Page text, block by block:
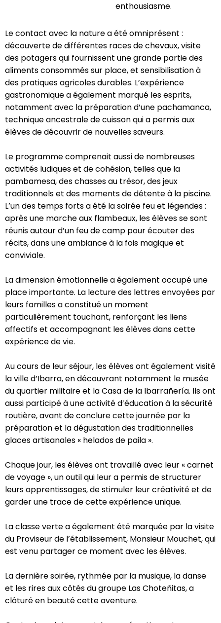
enthousiasme.
Le contact avec la nature a été omniprésent :
découverte de différentes races de chevaux, visite
des potagers qui fournissent une grande partie des
aliments consommés sur place, et sensibilisation à
des pratiques agricoles durables. L’expérience
gastronomique a également marqué les esprits,
notamment avec la préparation d’une pachamanca,
technique ancestrale de cuisson qui a permis aux
élèves de découvrir de nouvelles saveurs.
Le programme comprenait aussi de nombreuses
activités ludiques et de cohésion, telles que la
pambamesa, des chasses au trésor, des jeux
traditionnels et des moments de détente à la piscine.
L’un des temps forts a été la soirée feu et légendes :
après une marche aux flambeaux, les élèves se sont
réunis autour d’un feu de camp pour écouter des
récits, dans une ambiance à la fois magique et
conviviale.
La dimension émotionnelle a également occupé une
place importante. La lecture des lettres envoyées par
leurs familles a constitué un moment
particulièrement touchant, renforçant les liens
affectifs et accompagnant les élèves dans cette
expérience de vie.
Au cours de leur séjour, les élèves ont également visité
la ville d’Ibarra, en découvrant notamment le musée
du quartier militaire et la Casa de la Ibarrañería. Ils ont
aussi participé à une activité d’éducation à la sécurité
routière, avant de conclure cette journée par la
préparation et la dégustation des traditionnelles
glaces artisanales « helados de paila ».
Chaque jour, les élèves ont travaillé avec leur « carnet
de voyage », un outil qui leur a permis de structurer
leurs apprentissages, de stimuler leur créativité et de
garder une trace de cette expérience unique.
La classe verte a également été marquée par la visite
du Proviseur de l’établissement, Monsieur Mouchet, qui
est venu partager ce moment avec les élèves.
La dernière soirée, rythmée par la musique, la danse
et les rires aux côtés du groupe Las Choteñitas, a
clôturé en beauté cette aventure.